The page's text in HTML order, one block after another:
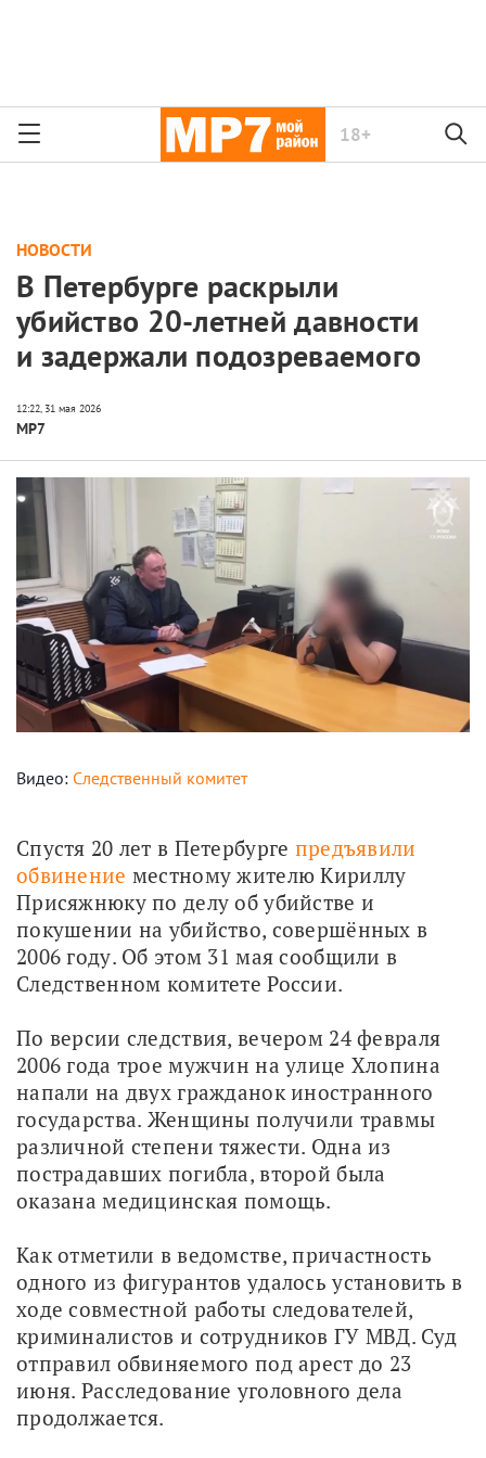
18+
НОВОСТИ
В Петербурге раскрыли
убийство 20-летней давности
и задержали подозреваемого
МР7
Видео: Следственный комитет
Спустя 20 лет в Петербурге предъявили
обвинение местному жителю Кириллу
Присяжнюку по делу об убийстве и
покушении на убийство, совершённых в
2006 году. Об этом 31 мая сообщили в
Следственном комитете России.
По версии следствия, вечером 24 февраля
2006 года трое мужчин на улице Хлопина
напали на двух гражданок иностранного
государства. Женщины получили травмы
различной степени тяжести. Одна из
пострадавших погибла, второй была
оказана медицинская помощь.
Как отметили в ведомстве, причастность
одного из фигурантов удалось установить в
ходе совместной работы следователей,
криминалистов и сотрудников ГУ МВД. Суд
отправил обвиняемого под арест до 23
июня. Расследование уголовного дела
продолжается.